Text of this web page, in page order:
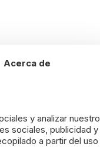
Acerca de
y analizar nuestro
sociales, publicidad y
a partir del uso